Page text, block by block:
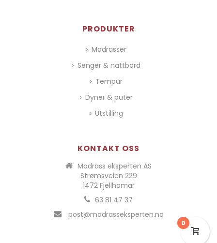
PRODUKTER
Madrasser
Senger & nattbord
Tempur
Dyner & puter
Utstilling
KONTAKT OSS
Madrass eksperten AS
Strømsveien 229
1472 Fjellhamar
63 81 47 37
post@madrasseksperten.no
0